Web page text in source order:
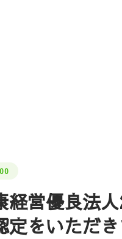
経営優良法
定をいただ